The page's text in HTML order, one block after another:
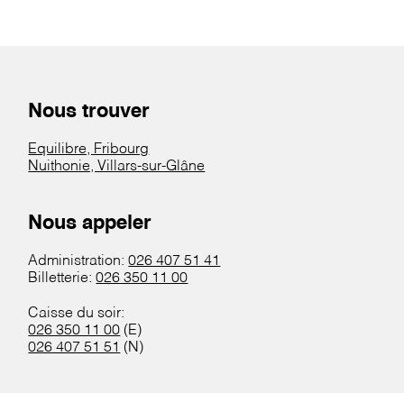
Nous trouver
Equilibre, Fribourg
Nuithonie, Villars-sur-Glâne
Nous appeler
Administration:026 407 51 41
Billetterie:026 350 11 00
Caisse du soir:
026 350 11 00 (E)
026 407 51 51 (N)